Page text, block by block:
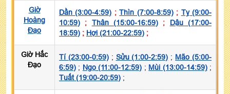
Giờ
Hoàng
Đạo
Dần (3:00-4:59) ;Thìn (7:00-8:59); Tỵ (9:00-
10:59) ; Thân (15:00-16:59) ; Dậu (17:00-
18:59) ; Hợi (21:00-22:59) ;
Giờ Hắc
Đạo
Tí (23:00-0:59); Sửu (1:00-2:59) ; Mão (5:00-
6:59) ; Ngọ (11:00-12:59) ; Mùi (13:00-14:59);
Tuất (19:00-20:59) ;